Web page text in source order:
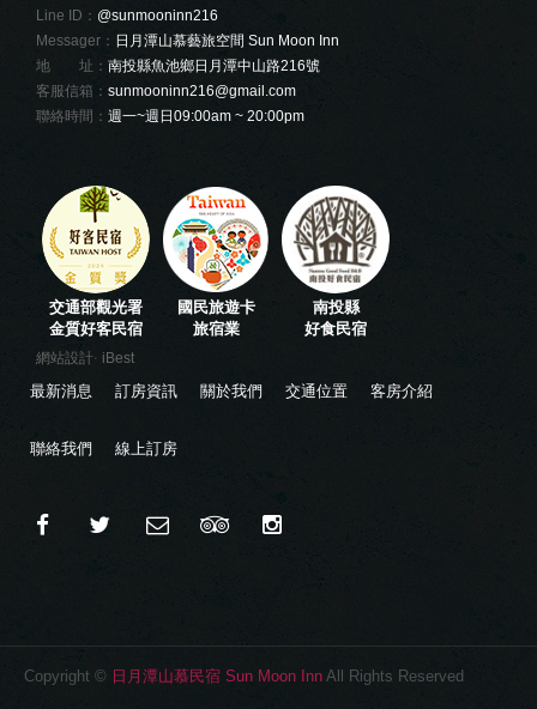
Line ID： @sunmooninn216
Messager： 日月潭山慕藝旅空間 Sun Moon Inn
地 址： 南投縣魚池鄉日月潭中山路216號
客服信箱： sunmooninn216@gmail.com
聯絡時間： 週一~週日09:00am ~ 20:00pm
交通部觀光署
金質好客民宿
國民旅遊卡
旅宿業
南投縣
好食民宿
網站設計‧ iBest
最新消息 訂房資訊 關於我們 交通位置 客房介紹
聯絡我們 線上訂房
Copyright © 日月潭山慕民宿 Sun Moon Inn All Rights Reserved